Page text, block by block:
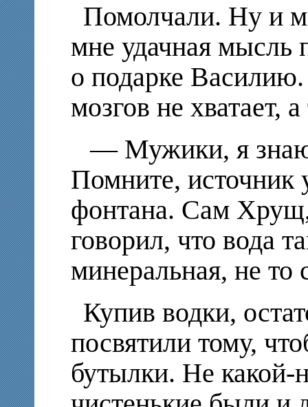
Помолчали. Ну и
мне удачная мысль
о подарке
мозгов не хватает,
— Мужики, я
Помните, источник
фонтана. Сам
говорил, что вода
минеральная, не то
Купив водки,
посвятили тому,
бутылки. Не какой-